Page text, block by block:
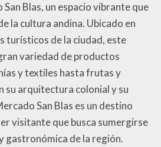
Blas, un espacio vibrante que
la cultura andina. Ubicado en
turísticos de la ciudad, este
variedad de productos
y textiles hasta frutas y
su arquitectura colonial y su
San Blas es un destino
visitante que busca sumergirse
gastronómica de la región.